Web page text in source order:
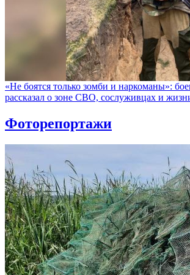
«Не боятся только зомби и наркоманы»:
рассказал о зоне СВО, сослуживцах и
Фоторепортажи